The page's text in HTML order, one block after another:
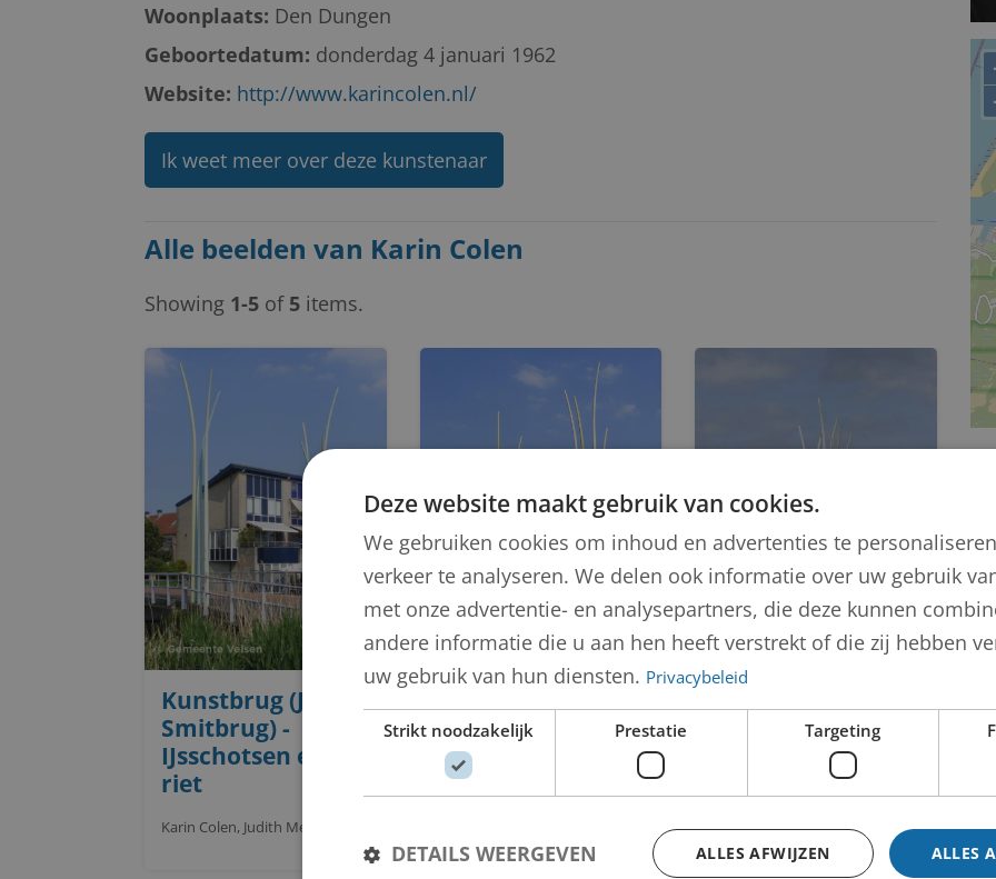
Woonplaats: Den Dungen
Geboortedatum: donderdag 4 januari 1962
Website: http://www.karincolen.nl/
Ik weet meer over deze kunstenaar
Alle beelden van Karin Colen
Showing 1-5 of 5 items.
Kunstbrug (Joke
Smitbrug) -
IJsschotsen en
riet
Karin Colen, Judith Mestriner
(Sluisbrug) -
IJsschotsen en
riet
Kunstbrug
(Vlietbrug) -
IJsschotsen en
riet
Karin Colen, Judith Mestriner
Deze website maakt gebruik van cookies.
We gebruiken cookies om inhoud en advertenties te
verkeer te analyseren. We delen ook informatie over uw gebruik
met onze advertentie- en analysepartners, die deze kunnen
andere informatie die u aan hen heeft verstrekt of die zij hebben
uw gebruik van hun diensten. Privacybeleid
Strikt noodzakelijk Prestatie Targeting
ALLES
ALLES AFWIJZEN
DETAILS WEERGEVEN